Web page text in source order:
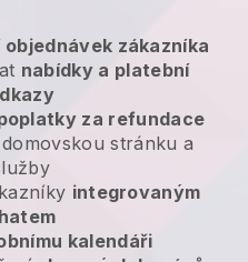
zákazníka
nabídky a platební
za refundace
stránku a
integrovaným
kalendáři